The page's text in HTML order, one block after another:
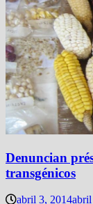
Denuncian
transgénicos
abril 3, 2014